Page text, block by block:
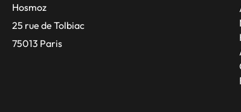
Hosmoz
25 rue de Tolbiac
75013 Paris